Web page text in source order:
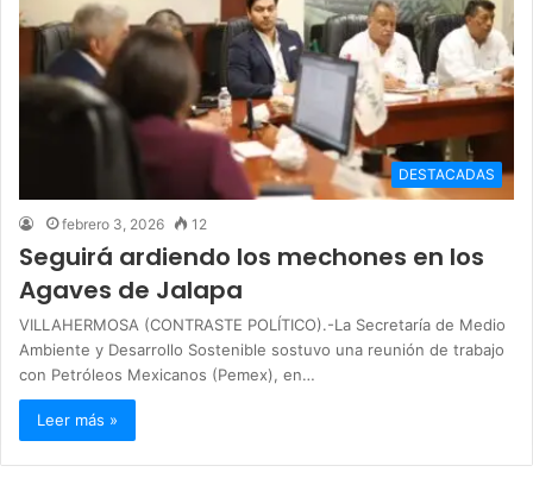
DESTACADAS
febrero 3, 2026 12
Seguirá ardiendo los mechones en los
Agaves de Jalapa
VILLAHERMOSA (CONTRASTE POLÍTICO).-La Secretaría de Medio
Ambiente y Desarrollo Sostenible sostuvo una reunión de trabajo
con Petróleos Mexicanos (Pemex), en…
Leer más »